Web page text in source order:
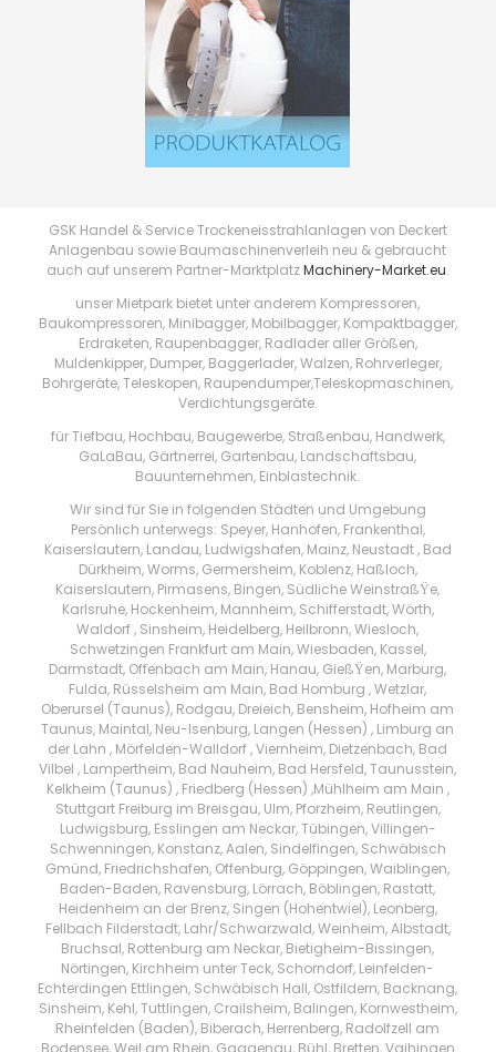
GSK Handel & Service Trockeneisstrahlanlagen von Deckert
Anlagenbau sowie Baumaschinenverleih neu & gebraucht
auch auf unserem Partner-MarktplatzMachinery-Market.eu.
unser Mietpark bietet unter anderem Kompressoren,
Baukompressoren, Minibagger, Mobilbagger, Kompaktbagger,
Erdraketen, Raupenbagger, Radlader aller Größen,
Muldenkipper, Dumper, Baggerlader, Walzen, Rohrverleger,
Bohrgeräte, Teleskopen, Raupendumper,Teleskopmaschinen,
Verdichtungsgeräte.
für Tiefbau, Hochbau, Baugewerbe, Straßenbau, Handwerk,
GaLaBau, Gärtnerrei, Gartenbau, Landschaftsbau,
Bauunternehmen, Einblastechnik.
Wir sind für Sie in folgenden Städten und Umgebung
Persönlich unterwegs: Speyer, Hanhofen, Frankenthal,
Kaiserslautern, Landau, Ludwigshafen, Mainz, Neustadt , Bad
Dürkheim, Worms, Germersheim, Koblenz, Haßloch,
Kaiserslautern, Pirmasens, Bingen, Südliche WeinstraßŸe,
Karlsruhe, Hockenheim, Mannheim, Schifferstadt, Wörth,
Waldorf , Sinsheim, Heidelberg, Heilbronn, Wiesloch,
Schwetzingen Frankfurt am Main, Wiesbaden, Kassel,
Darmstadt, Offenbach am Main, Hanau, GießŸen, Marburg,
Fulda, Rüsselsheim am Main, Bad Homburg , Wetzlar,
Oberursel (Taunus), Rodgau, Dreieich, Bensheim, Hofheim am
Taunus, Maintal, Neu-Isenburg, Langen (Hessen) , Limburg an
der Lahn , Mörfelden-Walldorf , Viernheim, Dietzenbach, Bad
Vilbel , Lampertheim, Bad Nauheim, Bad Hersfeld, Taunusstein,
Kelkheim (Taunus) , Friedberg (Hessen) ,Mühlheim am Main ,
Stuttgart Freiburg im Breisgau, Ulm, Pforzheim, Reutlingen,
Ludwigsburg, Esslingen am Neckar, Tübingen, Villingen-
Schwenningen, Konstanz, Aalen, Sindelfingen, Schwäbisch
Gmünd, Friedrichshafen, Offenburg, Göppingen, Waiblingen,
Baden-Baden, Ravensburg, Lörrach, Böblingen, Rastatt,
Heidenheim an der Brenz, Singen (Hohentwiel), Leonberg,
Fellbach Filderstadt, Lahr/Schwarzwald, Weinheim, Albstadt,
Bruchsal, Rottenburg am Neckar, Bietigheim-Bissingen,
Nörtingen, Kirchheim unter Teck, Schorndorf, Leinfelden-
Echterdingen Ettlingen, Schwäbisch Hall, Ostfildern, Backnang,
Sinsheim, Kehl, Tuttlingen, Crailsheim, Balingen, Kornwestheim,
Rheinfelden (Baden), Biberach, Herrenberg, Radolfzell am
Bodensee, Weil am Rhein, Gaggenau, Bühl, Bretten, Vaihingen